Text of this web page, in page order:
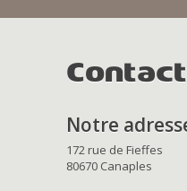
Notre
172 rue de Fieffes
80670 Canaples